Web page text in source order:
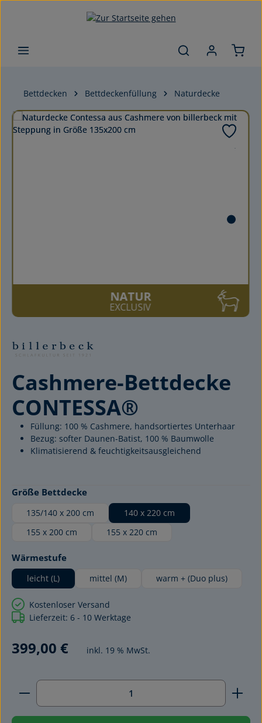
Zum Hauptinhalt springen
Bettdecken Bettdeckenfüllung
Naturdecke
Bildergalerie überspringen
NATUR
EXCLUSIV
Cashmere-Bettdecke
CONTESSA®
Füllung: 100 % Cashmere, handsortiertes Unterhaar
Bezug: softer Daunen-Batist, 100 % Baumwolle
Klimatisierend & feuchtigkeitsausgleichend
Größe Bettdeckeauswählen
135/140 x 200 cm
140 x 220 cm
155 x 200 cm
155 x 220 cm
Wärmestufeauswählen
leicht (L) mittel (M) warm + (Duo plus)
Kostenloser Versand
Lieferzeit: 6 - 10 Werktage
399,00 € inkl. 19 % MwSt.
Produkt Anzahl: Gib den gewünschten Wert ein